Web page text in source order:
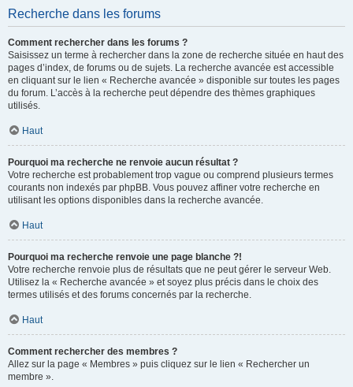
Recherche dans les forums
Comment rechercher dans les forums ?
Saisissez un terme à rechercher dans la zone de recherche située en haut des
pages d’index, de forums ou de sujets. La recherche avancée est accessible
en cliquant sur le lien « Recherche avancée » disponible sur toutes les pages
du forum. L’accès à la recherche peut dépendre des thèmes graphiques
utilisés.
Haut
Pourquoi ma recherche ne renvoie aucun résultat ?
Votre recherche est probablement trop vague ou comprend plusieurs termes
courants non indexés par phpBB. Vous pouvez affiner votre recherche en
utilisant les options disponibles dans la recherche avancée.
Haut
Pourquoi ma recherche renvoie une page blanche ?!
Votre recherche renvoie plus de résultats que ne peut gérer le serveur Web.
Utilisez la « Recherche avancée » et soyez plus précis dans le choix des
termes utilisés et des forums concernés par la recherche.
Haut
Comment rechercher des membres ?
Allez sur la page « Membres » puis cliquez sur le lien « Rechercher un
membre ».